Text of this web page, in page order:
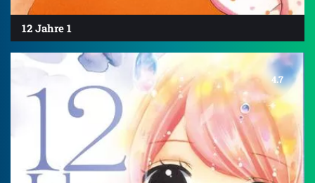
12 Jahre 1
4.7